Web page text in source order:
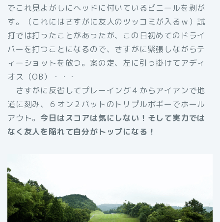
でこれ見よがしにヘッドに付いているビニールを剥が
す。（これにはさすがに友人のツッコミが入るｗ）試
打では打ったことがあったが、この日初めてのドライ
バーを打つことになるので、さすがに緊張しながらテ
ィーショットを放つ。案の定、左に引っ掛けてアディ
オス（OB）・・・
さすがに反省してプレーイング４からアイアンで地
道に刻み、６オン２パットのトリプルボギーでホール
アウト。 今日はスコアは気にしない！そして実力では
なく友人を陥れて自分がトップになる！